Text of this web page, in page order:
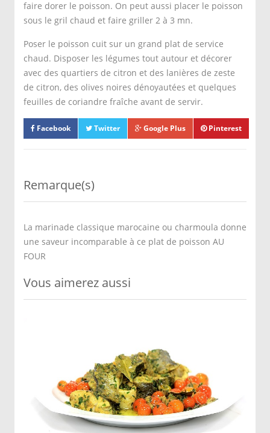
faire dorer le poisson. On peut aussi placer le poisson
sous le gril chaud et faire griller 2 à 3 mn.
Poser le poisson cuit sur un grand plat de service
chaud. Disposer les légumes tout autour et décorer
avec des quartiers de citron et des lanières de zeste
de citron, des olives noires dénoyautées et quelques
feuilles de coriandre fraîche avant de servir.
Facebook Twitter Google Plus Pinterest
Remarque(s)
La marinade classique marocaine ou charmoula donne
une saveur incomparable à ce plat de poisson AU
FOUR
Vous aimerez aussi